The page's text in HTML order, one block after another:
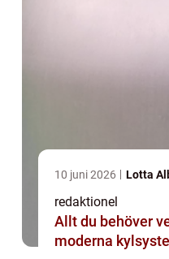
10 juni 2026 Lotta
redaktionel
Allt du behöver
moderna